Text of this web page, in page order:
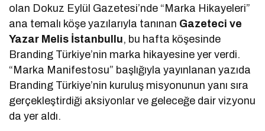
olan Dokuz Eylül Gazetesi’nde “Marka Hikayeleri”
ana temalı köşe yazılarıyla tanınan Gazeteci ve
Yazar Melis İstanbullu, bu hafta köşesinde
Branding Türkiye’nin marka hikayesine yer verdi.
“Marka Manifestosu” başlığıyla yayınlanan yazıda
Branding Türkiye’nin kuruluş misyonunun yanı sıra
gerçekleştirdiği aksiyonlar ve geleceğe dair vizyonu
da yer aldı.